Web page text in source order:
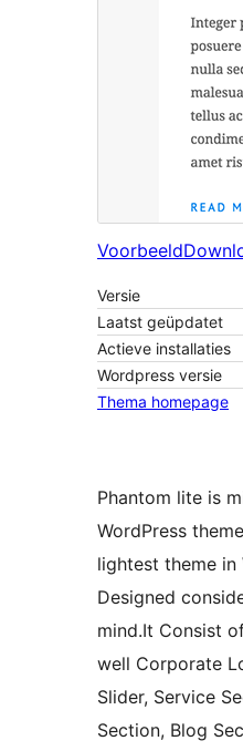
Voorbeeld
Versie
Laatst geüpdatet
Actieve installaties
Wordpress versie
Thema homepage
Phantom lite is
WordPress
lightest theme in
Designed
mind.It Consist
well Corporate
Slider, Service
Section, Blog